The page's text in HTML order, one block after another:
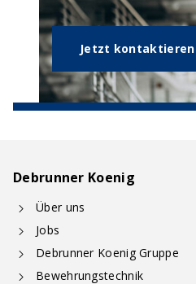
Jetzt kontaktieren
Debrunner Koenig
Über uns
Jobs
Debrunner Koenig Gruppe
Bewehrungstechnik